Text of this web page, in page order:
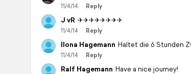
11/4/14 Reply
J vR ✈✈✈✈✈✈✈✈
11/4/14 Reply
Ilona Hagemann Haltet die 6 Stunden
11/4/14 Reply
Ralf Hagemann Have a nice journey!